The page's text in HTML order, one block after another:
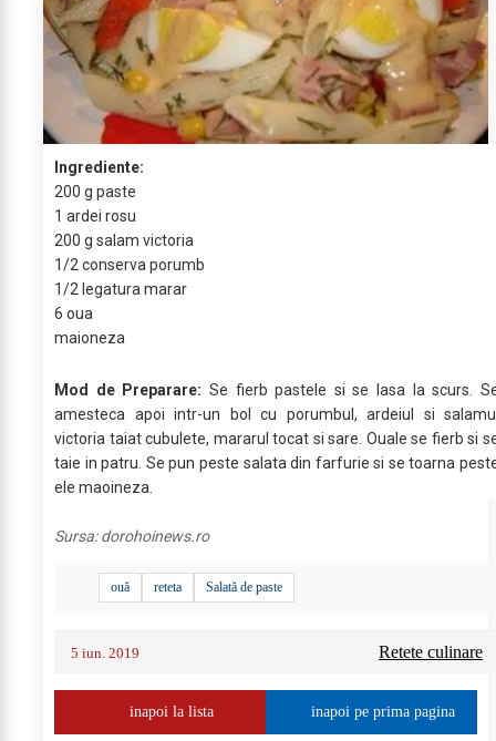
Ingrediente:
200 g paste
1 ardei rosu
200 g salam victoria
1/2 conserva porumb
1/2 legatura marar
6 oua
maioneza
Mod de Preparare: Se fierb pastele si se lasa la scurs.
amesteca apoi intr-un bol cu porumbul, ardeiul si
victoria taiat cubulete, mararul tocat si sare. Ouale se fierb si
taie in patru. Se pun peste salata din farfurie si se toarna
ele maoineza.
Sursa:dorohoinews.ro
ouă reteta Salată de paste
5 iun. 2019 Retete culinare
inapoi la lista inapoi pe prima pagina